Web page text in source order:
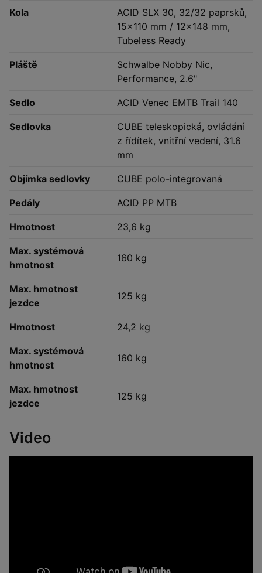
Kola
ACID SLX 30, 32/32 paprsků,
15x110 mm / 12x148 mm,
Tubeless Ready
Pláště
Schwalbe Nobby Nic,
Performance, 2.6"
Sedlo ACID Venec EMTB Trail 140
Sedlovka
CUBE teleskopická, ovládání
z řídítek, vnitřní vedení, 31.6
mm
Objímka sedlovky CUBE polo-integrovaná
Pedály ACID PP MTB
Hmotnost 23,6 kg
Max. systémová
hmotnost
160 kg
Max. hmotnost
jezdce
125 kg
Hmotnost 24,2 kg
Max. systémová
hmotnost
160 kg
Max. hmotnost
jezdce
125 kg
Video